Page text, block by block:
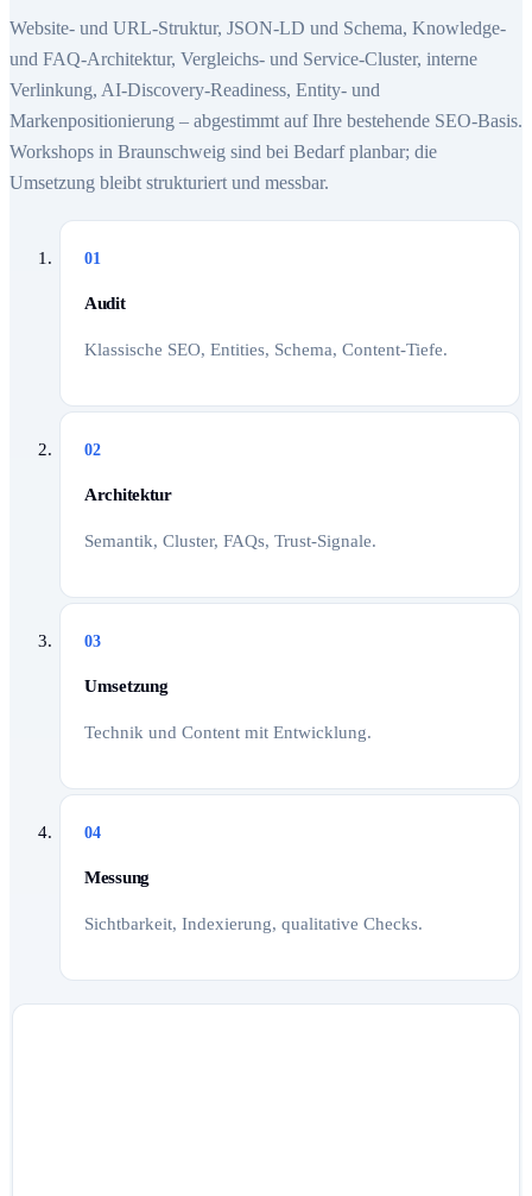
Website- und URL-Struktur, JSON-LD und Schema, Knowledge-
und FAQ-Architektur, Vergleichs- und Service-Cluster, interne
Verlinkung, AI-Discovery-Readiness, Entity- und
Markenpositionierung – abgestimmt auf Ihre bestehende SEO-Basis.
Workshops in Braunschweig sind bei Bedarf planbar; die
Umsetzung bleibt strukturiert und messbar.
01
Audit
Klassische SEO, Entities, Schema, Content-Tiefe.
02
Architektur
Semantik, Cluster, FAQs, Trust-Signale.
03
Umsetzung
Technik und Content mit Entwicklung.
04
Messung
Sichtbarkeit, Indexierung, qualitative Checks.